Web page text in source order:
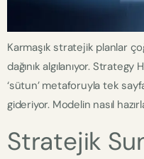
Karmaşık stratejik planlar
dağınık algılanıyor. Strategy
‘sütun’ metaforuyla tek
gideriyor. Modelin nasıl
Stratejik